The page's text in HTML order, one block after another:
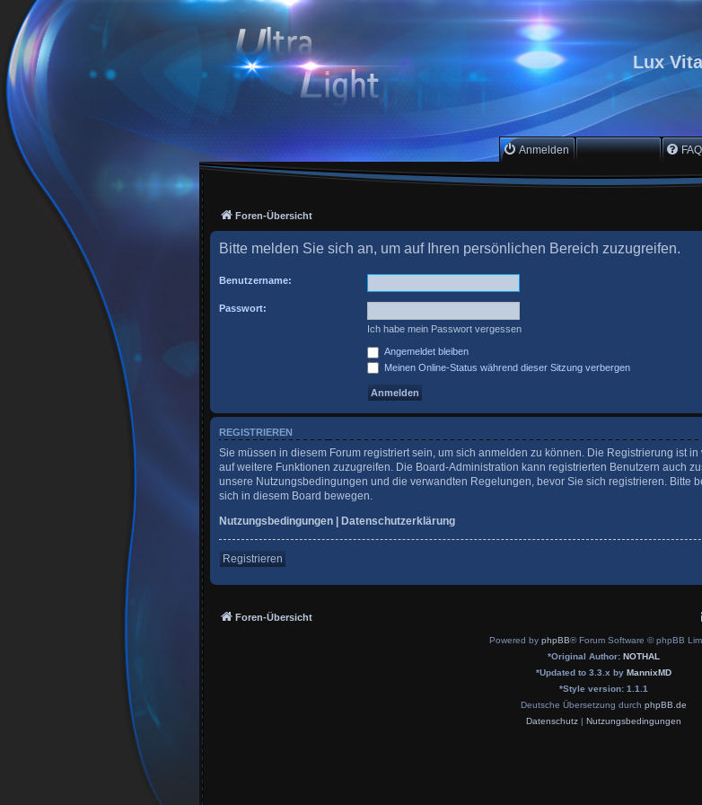
Lux
Anmelden Registrieren FAQ
Foren-Übersicht
Bitte melden Sie sich an, um auf Ihren persönlichen Bereich zuzugreifen.
Benutzername:
Passwort:
Ich habe mein Passwort vergessen
Angemeldet bleiben
Meinen Online-Status während dieser Sitzung verbergen
REGISTRIEREN
Sie müssen in diesem Forum registriert sein, um sich anmelden zu können. Die Registrierung ist
auf weitere Funktionen zuzugreifen. Die Board-Administration kann registrierten Benutzern auch
unsere Nutzungsbedingungen und die verwandten Regelungen, bevor Sie sich registrieren. Bitte
sich in diesem Board bewegen.
Nutzungsbedingungen | Datenschutzerklärung
Registrieren
Foren-Übersicht
Powered by phpBB® Forum Software © phpBB
*Original Author: NOTHAL
*Updated to 3.3.x by MannixMD
*Style version: 1.1.1
Deutsche Übersetzung durch phpBB.de
Datenschutz| Nutzungsbedingungen